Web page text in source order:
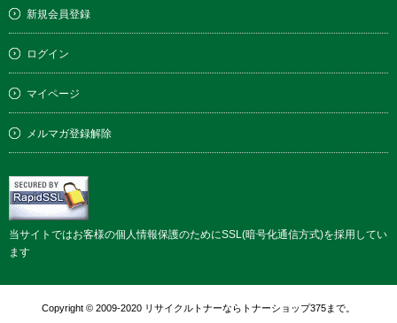
新規会員登録
ログイン
マイページ
メルマガ登録解除
当サイトではお客様の個人情報保護のためにSSL(暗号化通信方式)を採用してい
ます
Copyright © 2009-2020 リサイクルトナーならトナーショップ375まで。